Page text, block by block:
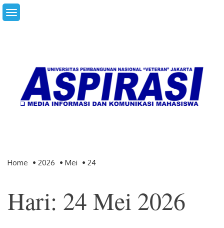
Skip
to
Home 2026 Mei 24
Hari: 24 Mei 2026